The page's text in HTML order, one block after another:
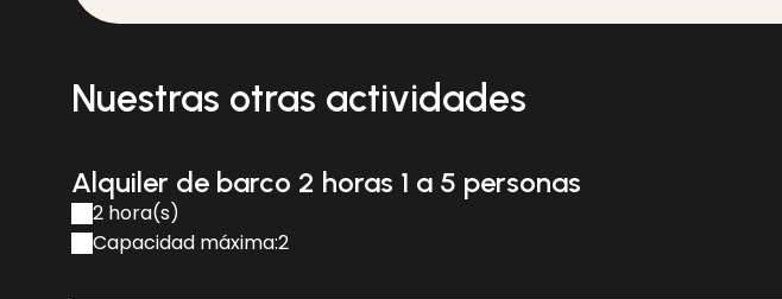
Nuestras otras actividades
Alquiler de barco 2 horas 1 a 5 personas
2 hora(s)
Capacidad máxima:2